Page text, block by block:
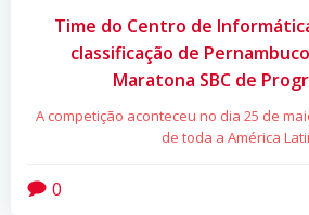
Time do Centro de
classificação de
Maratona SBC de
A competição aconteceu no dia 25 de
de toda a América
0